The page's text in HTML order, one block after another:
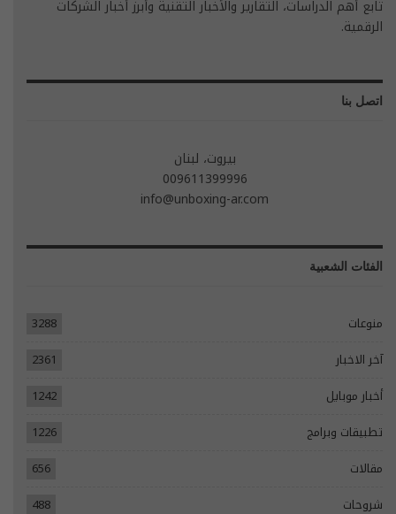
تابع أهم الدراسات، التقارير والأخبار التقنية وأبرز أخبار الشركات
الرقمية.
اتصل بنا
بيروت، لبنان
009611399996
info@unboxing-ar.com
الفئات الشعبية
منوعات
3288
آخر الاخبار
2361
أخبار موبايل
1242
تطبيقات وبرامج
1226
مقالات
656
شروحات
488